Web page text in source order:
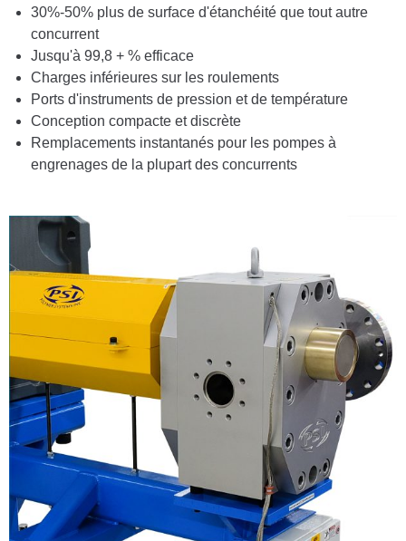
30%-50% plus de surface d'étanchéité que tout autre
concurrent
Jusqu'à 99,8 + % efficace
Charges inférieures sur les roulements
Ports d'instruments de pression et de température
Conception compacte et discrète
Remplacements instantanés pour les pompes à
engrenages de la plupart des concurrents